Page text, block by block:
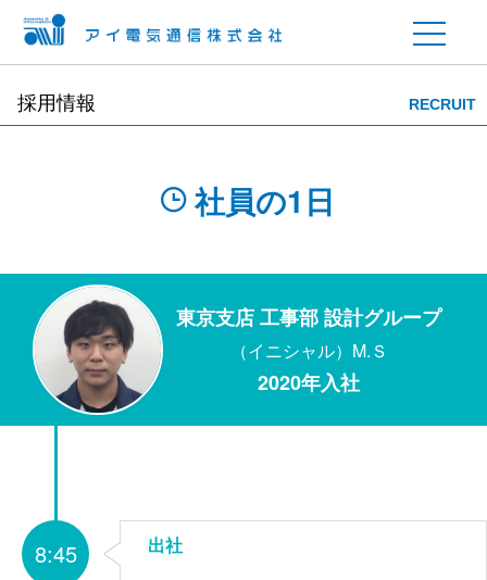
採用情報 RECRUIT
社員の1日
東京支店 工事部 設計グループ
（イニシャル）M.Ｓ
2020年入社
出社
8:45